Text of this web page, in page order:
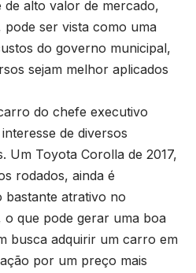
alto valor de mercado,
ser vista como uma
do governo municipal,
sejam melhor aplicados
do chefe executivo
de diversos
Um Toyota Corolla de 2017,
rodados, ainda é
bastante atrativo no
o que pode gerar uma boa
busca adquirir um carro em
por um preço mais